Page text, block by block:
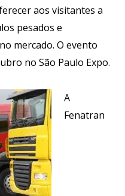
aos visitantes a
pesados e
mercado. O evento
no São Paulo Expo.
A
Fenatran